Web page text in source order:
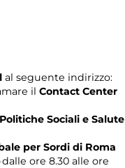
al seguente indirizzo:
il Contact Center
Sociali e Salute
per Sordi di Roma
ore 8.30 alle ore